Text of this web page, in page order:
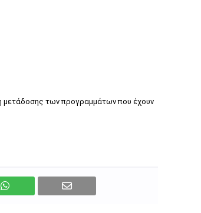
μετάδοσης των προγραμμάτων που έχουν